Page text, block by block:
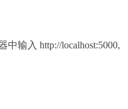
中输入 http://localhost:5000,